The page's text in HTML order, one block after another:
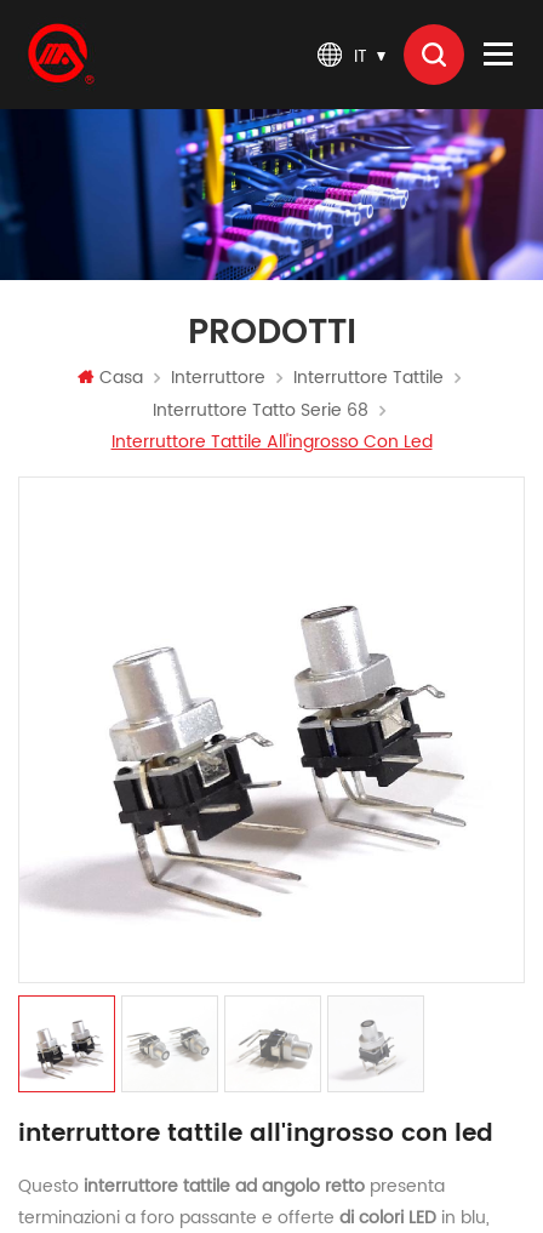
IT
PRODOTTI
Casa Interruttore
Interruttore Tattile
Interruttore Tatto Serie 68
Interruttore Tattile All'ingrosso Con Led
interruttore tattile all'ingrosso con led
Questo interruttore tattile ad angolo retto presenta
terminazioni a foro passante e offerte di colori LED in blu,